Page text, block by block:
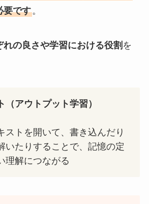
要です。
れの良さや学習における役割 を
（アウトプット学習）
ストを開いて、書き込んだり
いたりすることで、記憶の定
理解につながる